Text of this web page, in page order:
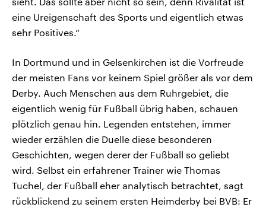
eine Ureigenschaft des Sports und eigentlich etwas
sehr Positives.“
In Dortmund und in Gelsenkirchen ist die Vorfreude
der meisten Fans vor keinem Spiel größer als vor dem
Derby. Auch Menschen aus dem Ruhrgebiet, die
eigentlich wenig für Fußball übrig haben, schauen
plötzlich genau hin. Legenden entstehen, immer
wieder erzählen die Duelle diese besonderen
Geschichten, wegen derer der Fußball so geliebt
wird. Selbst ein erfahrener Trainer wie Thomas
Tuchel, der Fußball eher analytisch betrachtet, sagt
rückblickend zu seinem ersten Heimderby bei BVB: Er